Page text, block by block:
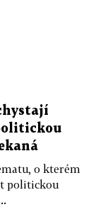
o kterém
politickou